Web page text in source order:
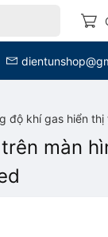
độ khí gas hiển thị
màn